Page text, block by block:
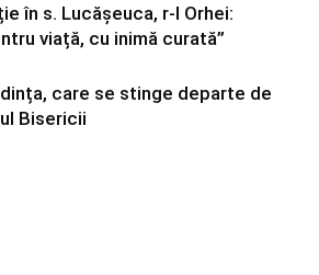
în s. Lucășeuca, r-l Orhei:
viață, cu inimă curată”
care se stinge departe de
Bisericii